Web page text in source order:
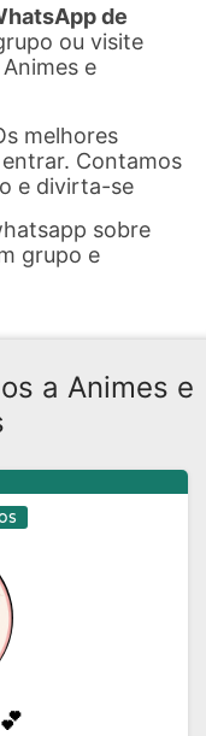
de
ou visite
e
melhores
Contamos
e divirta-se
sobre
grupo e
a Animes e